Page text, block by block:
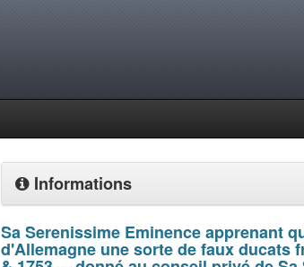
Informations
Sa Serenissime Eminence apprenant
d'Allemagne une sorte de faux ducats